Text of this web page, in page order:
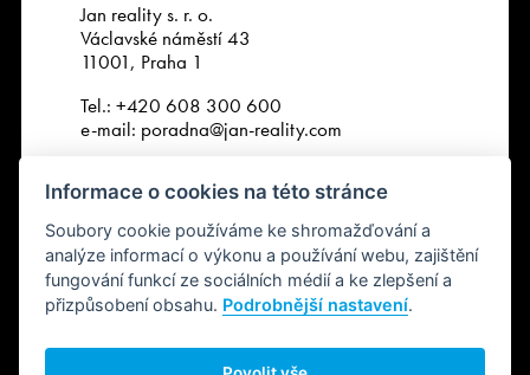
Jan reality s. r. o.
Václavské náměstí 43
11001, Praha 1
Tel.:+420 608 300 600
e-mail: poradna@jan-reality.com
DIČ: CZ29057752
Číslo depozitního účtu r. k.:
2202612637 / 2010
SLEDUJTE NÁS
Informace o cookies na této stránce
Soubory cookie používáme ke shromažďování a
analýze informací o výkonu a používání webu, zajištění
fungování funkcí ze sociálních médií a ke zlepšení a
přizpůsobení obsahu. Podrobnější nastavení.